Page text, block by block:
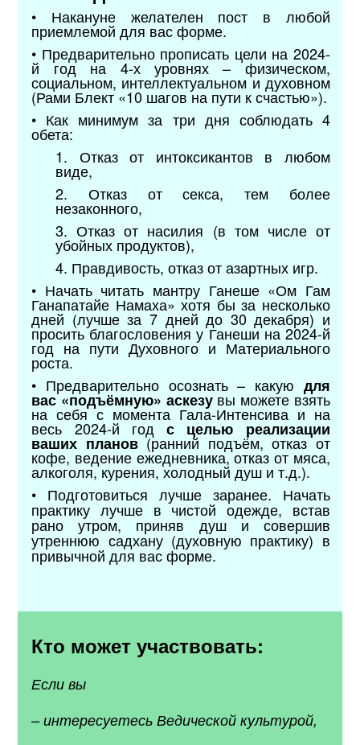
• Накануне желателен пост в любой
приемлемой для вас форме.
• Предварительно прописать цели на 2024-
й год на 4-х уровнях – физическом,
социальном, интеллектуальном и духовном
(Рами Блект «10 шагов на пути к счастью»).
• Как минимум за три дня соблюдать 4
обета:
1. Отказ от интоксикантов в любом
виде,
2. Отказ от секса, тем более
незаконного,
3. Отказ от насилия (в том числе от
убойных продуктов),
4. Правдивость, отказ от азартных игр.
• Начать читать мантру Ганеше «Ом Гам
Ганапатайе Намаха» хотя бы за несколько
дней (лучше за 7 дней до 30 декабря) и
просить благословения у Ганеши на 2024-й
год на пути Духовного и Материального
роста.
• Предварительно осознать – какую для
вас «подъёмную» аскезувы можете взять
на себя с момента Гала-Интенсива и на
весь 2024-й годс целью реализации
ваших планов(ранний подъём, отказ от
кофе, ведение ежедневника, отказ от мяса,
алкоголя, курения, холодный душ и т.д.).
• Подготовиться лучше заранее. Начать
практику лучше в чистой одежде, встав
рано утром, приняв душ и совершив
утреннюю садхану (духовную практику) в
привычной для вас форме.
Кто может участвовать:
Если вы
– интересуетесь Ведической культурой,